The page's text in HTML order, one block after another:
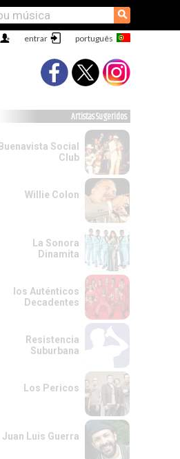
⚲
entrar
Artistas Sugeridos
Buenavista Social
Club
Willie Colon
La Sonora
Dinamita
los Auténticos
Decadentes
Resistencia
Suburbana
Los Pericos
Juan Luis Guerra